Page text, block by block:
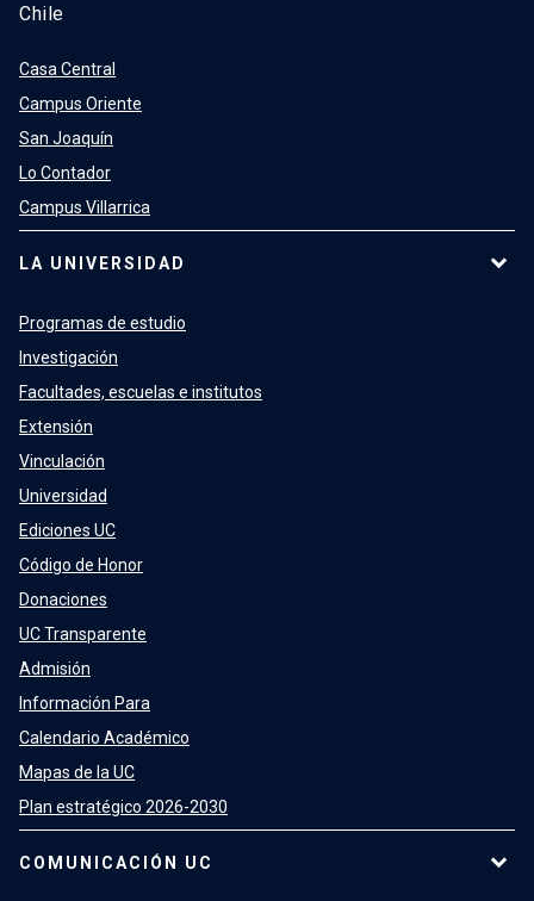
Chile
Casa Central
Campus Oriente
San Joaquín
Lo Contador
Campus Villarrica
LA UNIVERSIDAD
Programas de estudio
Investigación
Facultades, escuelas e institutos
Extensión
Vinculación
Universidad
Ediciones UC
Código de Honor
Donaciones
UC Transparente
Admisión
Información Para
Calendario Académico
Mapas de la UC
Plan estratégico 2026-2030
COMUNICACIÓN UC